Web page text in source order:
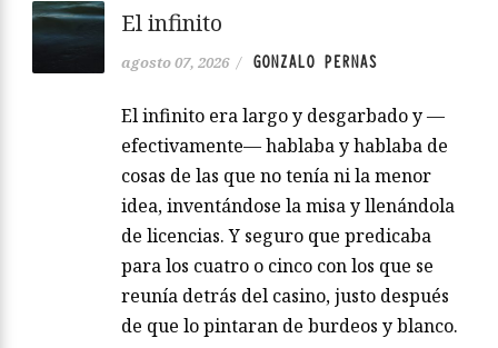
El infinito
agosto 07, 2026 / GONZALO PERNAS
El infinito era largo y desgarbado y —
efectivamente— hablaba y hablaba de
cosas de las que no tenía ni la menor
idea, inventándose la misa y llenándola
de licencias. Y seguro que predicaba
para los cuatro o cinco con los que se
reunía detrás del casino, justo después
de que lo pintaran de burdeos y blanco.